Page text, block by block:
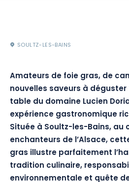
SOULTZ-LES-BAINS
Amateurs de foie gras, de
nouvelles saveurs à déguster
table du domaine Lucien
expérience gastronomique
Située à Soultz-les-Bains,
enchanteurs de l’Alsace,
gras illustre parfaitement
tradition culinaire,
environnementale et quête